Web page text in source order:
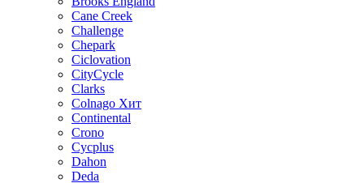
Cane Creek
Challenge
Chepark
Ciclovation
CityCycle
Clarks
Colnago Хит
Continental
Crono
Cycplus
Dahon
Deda